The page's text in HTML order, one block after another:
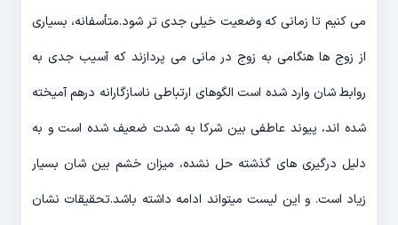
می کنیم تا زمانی که وضعیت خیلی جدی تر شود.متأسفانه، بسیاری
از زوج ها هنگامی به زوج در مانی می پردازند که آسیب جدی به
روابط شان وارد شده است الگوهای ارتباطی ناسازگارانه درهم آمیخته
شده اند، پیوند عاطفی بین شرکا به شدت ضعیف شده است و به
دلیل درگیری های گذشته حل نشده، میزان خشم بین شان بسیار
زیاد است. و این لیست میتواند ادامه داشته باشد.تحقیقات نشان